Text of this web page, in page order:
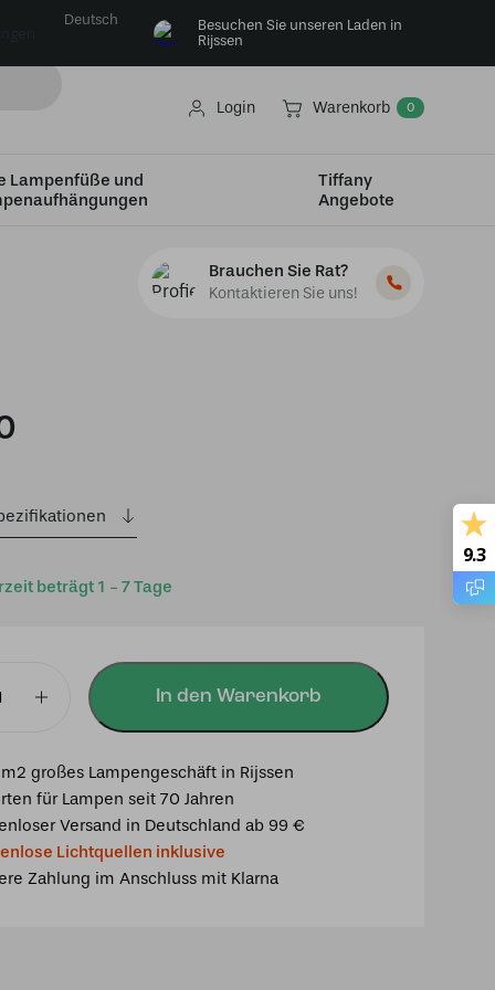
Deutsch
Besuchen Sie unseren Laden in
Rijssen
Login Warenkorb 0
Lampenfüße und
Tiffany
Angebote
Brauchen Sie Rat?
Kontaktieren Sie uns!
beträgt 1 - 7 Tage
In den Warenkorb
großes Lampengeschäft in Rijssen
für Lampen seit 70 Jahren
Versand in Deutschland ab 99 €
Lichtquellen inklusive
Zahlung im Anschluss mit Klarna
9.3